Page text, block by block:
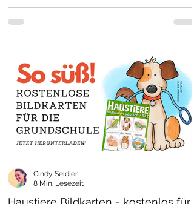
Cindy Seidler
8 Min. Lesezeit